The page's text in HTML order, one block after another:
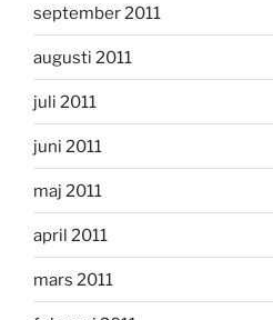
september 2011
augusti 2011
juli 2011
juni 2011
maj 2011
april 2011
mars 2011